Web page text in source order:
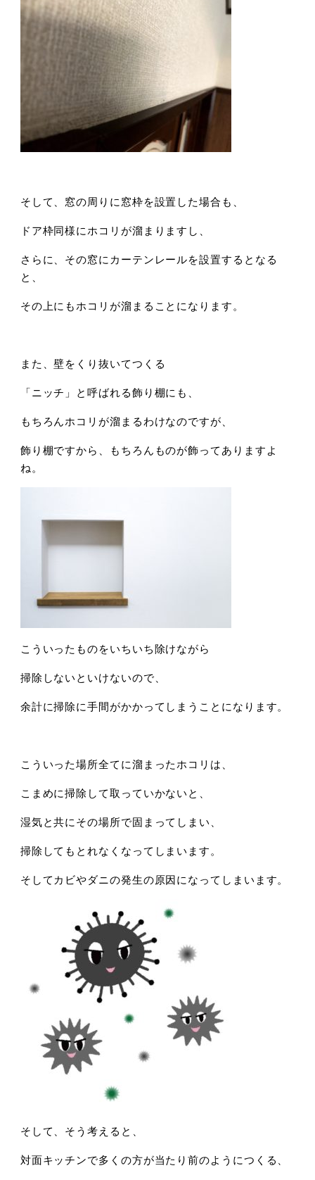
そして、窓の周りに窓枠を設置した場合も、
ドア枠同様にホコリが溜まりますし、
さらに、その窓にカーテンレールを設置するとなる
と、
その上にもホコリが溜まることになります。
また、壁をくり抜いてつくる
「ニッチ」と呼ばれる飾り棚にも、
もちろんホコリが溜まるわけなのですが、
飾り棚ですから、もちろんものが飾ってありますよ
ね。
こういったものをいちいち除けながら
掃除しないといけないので、
余計に掃除に手間がかかってしまうことになります。
こういった場所全てに溜まったホコリは、
こまめに掃除して取っていかないと、
湿気と共にその場所で固まってしまい、
掃除してもとれなくなってしまいます。
そしてカビやダニの発生の原因になってしまいます。
そして、そう考えると、
対面キッチンで多くの方が当たり前のようにつくる、